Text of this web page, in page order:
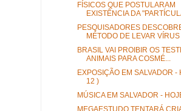
FÍSICOS QUE POSTULARAM
EXISTÊNCIA DA
PESQUISADORES
MÉTODO DE LEVAR VÍRUS
BRASIL VAI PROIBIR OS
ANIMAIS PARA COSMÉ...
EXPOSIÇÃO EM SALVADOR -
12 )
MÚSICA EM SALVADOR -